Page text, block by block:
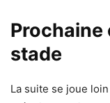
Prochaine
stade
La suite se joue